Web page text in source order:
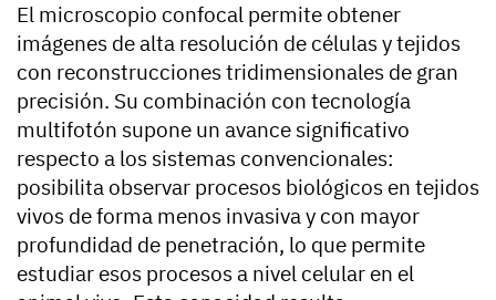
El microscopio confocal permite obtener
imágenes de alta resolución de células y tejidos
con reconstrucciones tridimensionales de gran
precisión. Su combinación con tecnología
multifotón supone un avance significativo
respecto a los sistemas convencionales:
posibilita observar procesos biológicos en tejidos
vivos de forma menos invasiva y con mayor
profundidad de penetración, lo que permite
estudiar esos procesos a nivel celular en el